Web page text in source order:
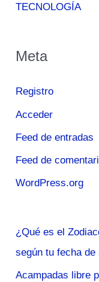
TECNOLOGÍA
Meta
Registro
Acceder
Feed de entradas
Feed de
WordPress.org
¿Qué es el
según tu fecha de
Acampadas libre